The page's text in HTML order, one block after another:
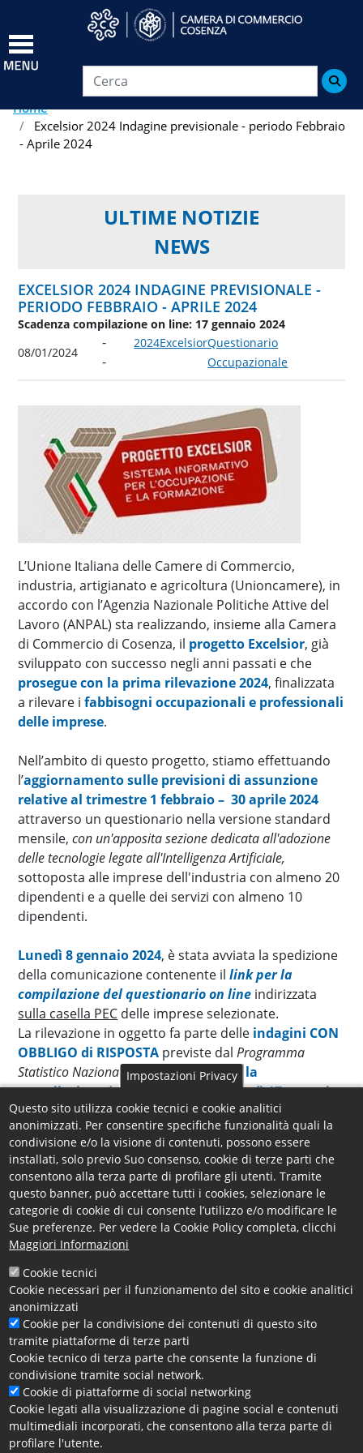
al
principale

Home
Excelsior 2024 Indagine previsionale - periodo Febbraio
- Aprile 2024
ULTIME NOTIZIE
NEWS
EXCELSIOR 2024 INDAGINE PREVISIONALE -
PERIODO FEBBRAIO - APRILE 2024
Scadenza compilazione on line: 17 gennaio 2024
08/01/2024
2024ExcelsiorQuestionario
Occupazionale
L’Unione Italiana delle Camere di Commercio,
industria, artigianato e agricoltura (Unioncamere), in
accordo con l’Agenzia Nazionale Politiche Attive del
Lavoro (ANPAL) sta realizzando, insieme alla Camera
di Commercio di Cosenza, il progetto Excelsior, già
sviluppato con successo negli anni passati e che
prosegue con la prima rilevazione 2024, finalizzata
a rilevare ifabbisogni occupazionali e professionali
delle imprese.
Nell’ambito di questo progetto, stiamo effettuando
l’aggiornamento sulle previsioni di assunzione
relative al trimestre 1 febbraio – 30 aprile 2024
attraverso un questionario nella versione standard
mensile,con un'apposita sezione dedicata all'adozione
delle tecnologie legate all'Intelligenza Artificiale,
sottoposta alle imprese dell'industria con almeno 20
dipendenti e a quelle dei servizi con almeno 10
dipendenti.
Lunedì 8 gennaio 2024, è stata avviata la spedizione
della comunicazione contenente illink per la
compilazione del questionario on line indirizzata
sulla casella PEC delle imprese selezionate.
La rilevazione in oggetto fa parte delle indagini CON
OBBLIGO di RISPOSTA previste dalProgramma
Statistico Nazionaleela scadenza per la
compilazioneè fissata
entro mercoledì 17 gennaio
2024, salvo proroghe che saranno, eventualmente,
indicate su questa pagina.
Le imprese che compilano integralmente il
questionario,NON verranno più incluse nel
campione d’indagine per i prossimi tre trimestri.
Per l'assistenza alle imprese
Cosenza circa la compilazione del questionario
Excelsior,gli uffici camerali sono a disposizione
negli orari d'ufficio
815 213 - 0984 815 254 - 0984 815 256 - 0984 815 265
0984 815 267.
Per approfondimenti sulprogetto Excelsior visita la
pagina dedicata.
Impostazioni Privacy
Questo sito utilizza cookie tecnici e cookie analitici
anonimizzati. Per consentire specifiche funzionalità quali la
condivisione e/o la visione di contenuti, possono essere
installati, solo previo Suo consenso, cookie di terze parti che
consentono alla terza parte di profilare gli utenti. Tramite
questo banner, può accettare tutti i cookies, selezionare le
categorie di cookie di cui consente l’utilizzo e/o modificare le
Sue preferenze. Per vedere la Cookie Policy completa, clicchi
Maggiori Informazioni
Cookie tecnici
Cookie necessari per il funzionamento del sito e cookie analitici
anonimizzati
Cookie per la condivisione dei contenuti di questo sito
tramite piattaforme di terze parti
Cookie tecnico di terza parte che consente la funzione di
condivisione tramite social network.
Cookie di piattaforme di social networking
Cookie legati alla visualizzazione di pagine social e contenuti
multimediali incorporati, che consentono alla terza parte di
profilare l'utente.